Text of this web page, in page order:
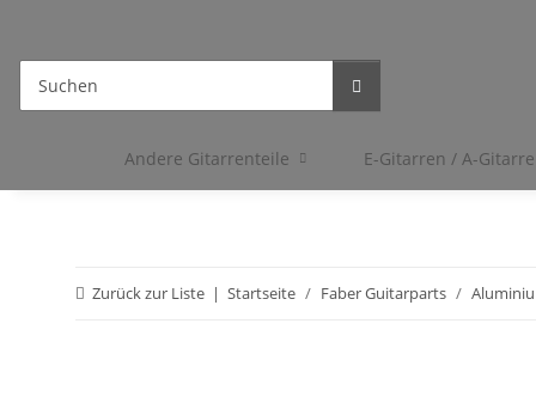
Andere Gitarrenteile E-Gitarren / A-
Zurück zur Liste Startseite Faber Guitarparts